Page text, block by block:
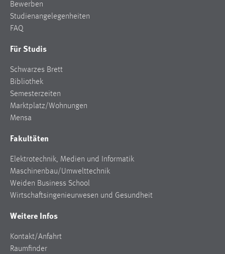
Bewerben
Studienangelegenheiten
FAQ
Für Studis
Schwarzes Brett
Bibliothek
Semesterzeiten
Marktplatz/Wohnungen
Mensa
Fakultäten
Elektrotechnik, Medien und Informatik
Maschinenbau/Umwelttechnik
Weiden Business School
Wirtschaftsingenieurwesen und Gesundheit
Weitere Infos
Kontakt/Anfahrt
Raumfinder